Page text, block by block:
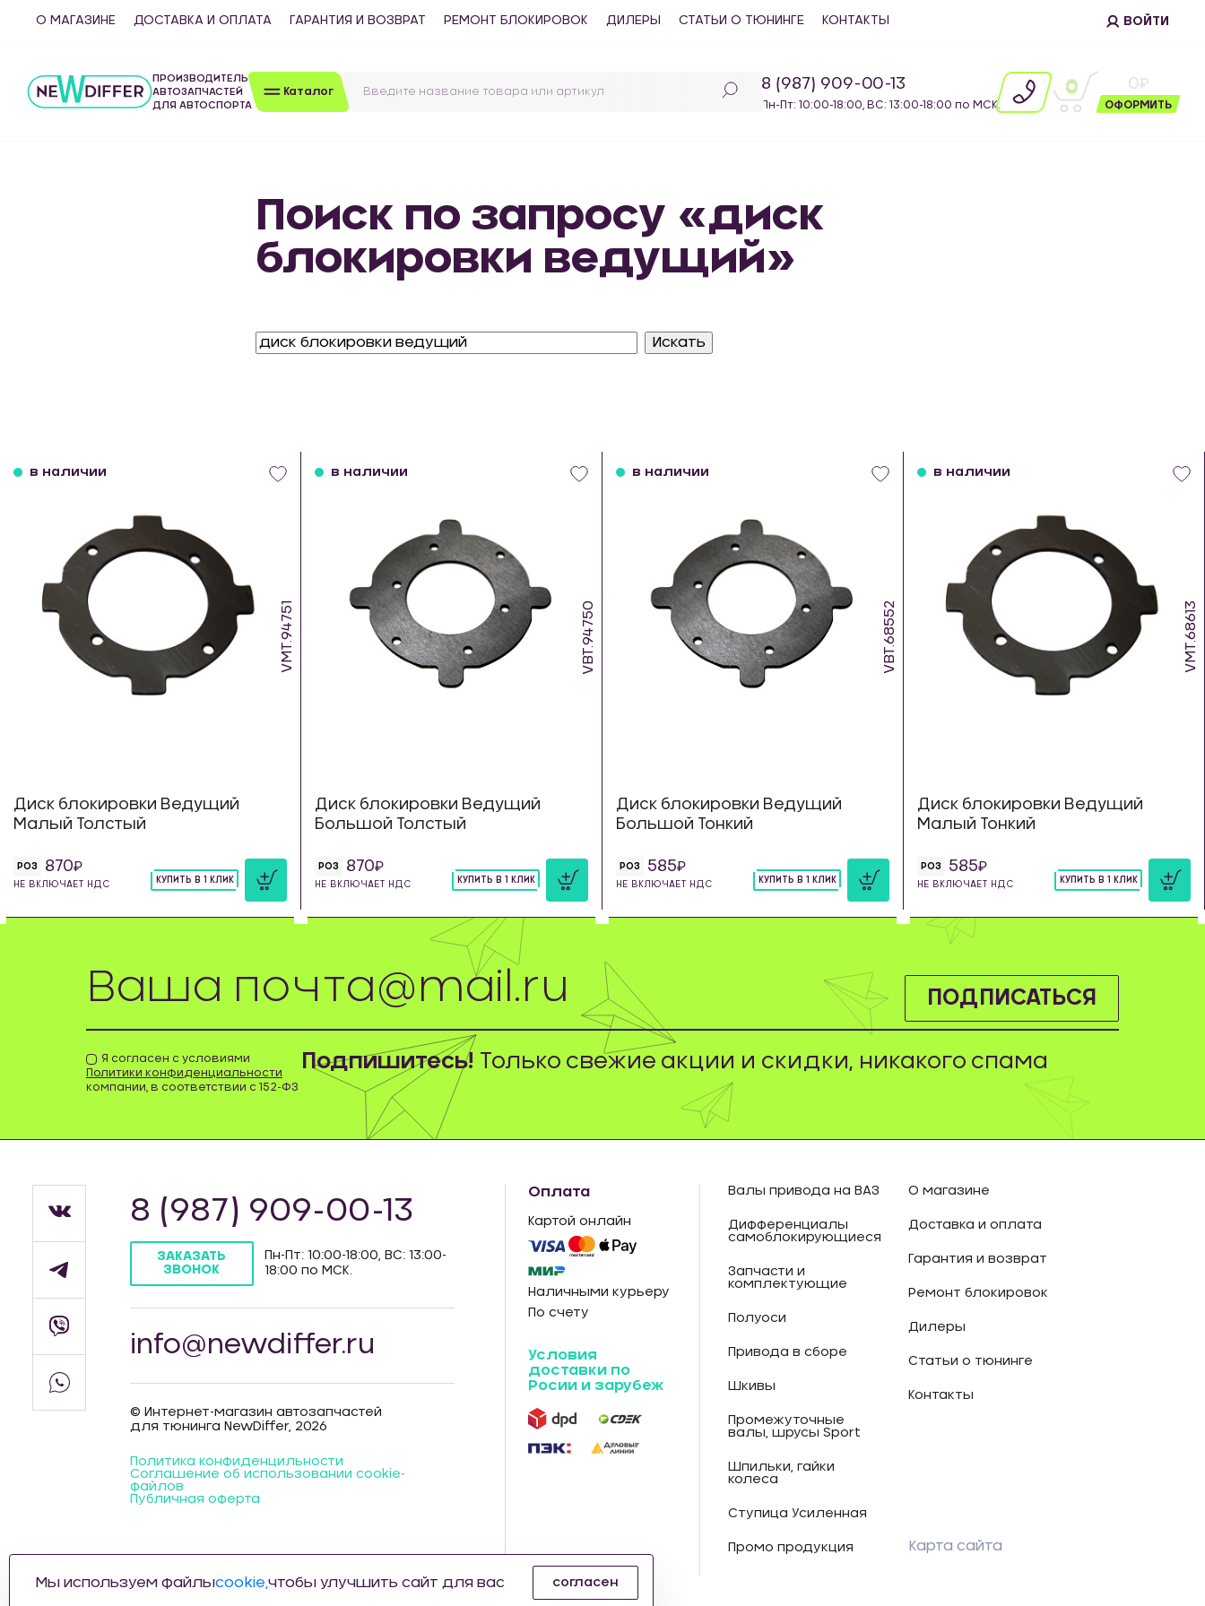
О МАГАЗИНЕ ДОСТАВКА И ОПЛАТА ГАРАНТИЯ И ВОЗВРАТ РЕМОНТ БЛОКИРОВОК ДИЛЕРЫ СТАТЬИ О ТЮНИНГЕ КОНТАКТЫ ВОЙТИ
ПРОИЗВОДИТЕЛЬ
АВТОЗАПЧАСТЕЙ
ДЛЯ АВТОСПОРТА
Каталог 8 (987) 909-00-13
Пн-Пт: 10:00-18:00, ВС: 13:00-18:00 по МСК.
0 0
ОФОРМИТЬ
Поиск по запросу «диск
блокировки ведущий»
VMT.94751
в наличии
Диск блокировки Ведущий
Малый Толстый
РОЗ 870
НЕ ВКЛЮЧАЕТ НДС КУПИТЬ В 1 КЛИК
VBT.94750
в наличии
Диск блокировки Ведущий
Большой Толстый
РОЗ 870
НЕ ВКЛЮЧАЕТ НДС КУПИТЬ В 1 КЛИК
VBT.68552
в наличии
Диск блокировки Ведущий
Большой Тонкий
РОЗ 585
НЕ ВКЛЮЧАЕТ НДС КУПИТЬ В 1 КЛИК
VMT.68613
в наличии
Диск блокировки Ведущий
Малый Тонкий
РОЗ 585
НЕ ВКЛЮЧАЕТ НДС КУПИТЬ В 1 КЛИК
ПОДПИСАТЬСЯ
Я согласен с условиями
Политики конфиденциальности
компании, в соответствии с 152-ФЗ
Подпишитесь! Только свежие акции и скидки, никакого спама
8 (987) 909-00-13
ЗАКАЗАТЬ
ЗВОНОК
Пн-Пт: 10:00-18:00, ВС: 13:00-
18:00 по МСК.
info@newdiffer.ru
© Интернет-магазин автозапчастей
для тюнинга NewDiffer, 2026
Политика конфиденцильности
Соглашение об использовании cookie-
файлов
Публичная оферта
Оплата
Картой онлайн
Наличными курьеру
По счету
Условия
доставки по
Росии и зарубеж
Валы привода на ВАЗ
Дифференциалы
самоблокирующиеся
Запчасти и
комплектующие
Полуоси
Привода в сборе
Шкивы
Промежуточные
валы, шрусы Sport
Шпильки, гайки
колеса
Ступица Усиленная
Промо продукция
О магазине
Доставка и оплата
Гарантия и возврат
Ремонт блокировок
Дилеры
Статьи о тюнинге
Контакты
Карта сайта
Мы используем файлыcookie, чтобы улучшить сайт для вас согласен